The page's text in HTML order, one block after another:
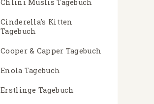
Chlini Müslis Tagebuch
Cinderella's Kitten
Tagebuch
Cooper & Capper Tagebuch
Enola Tagebuch
Erstlinge Tagebuch